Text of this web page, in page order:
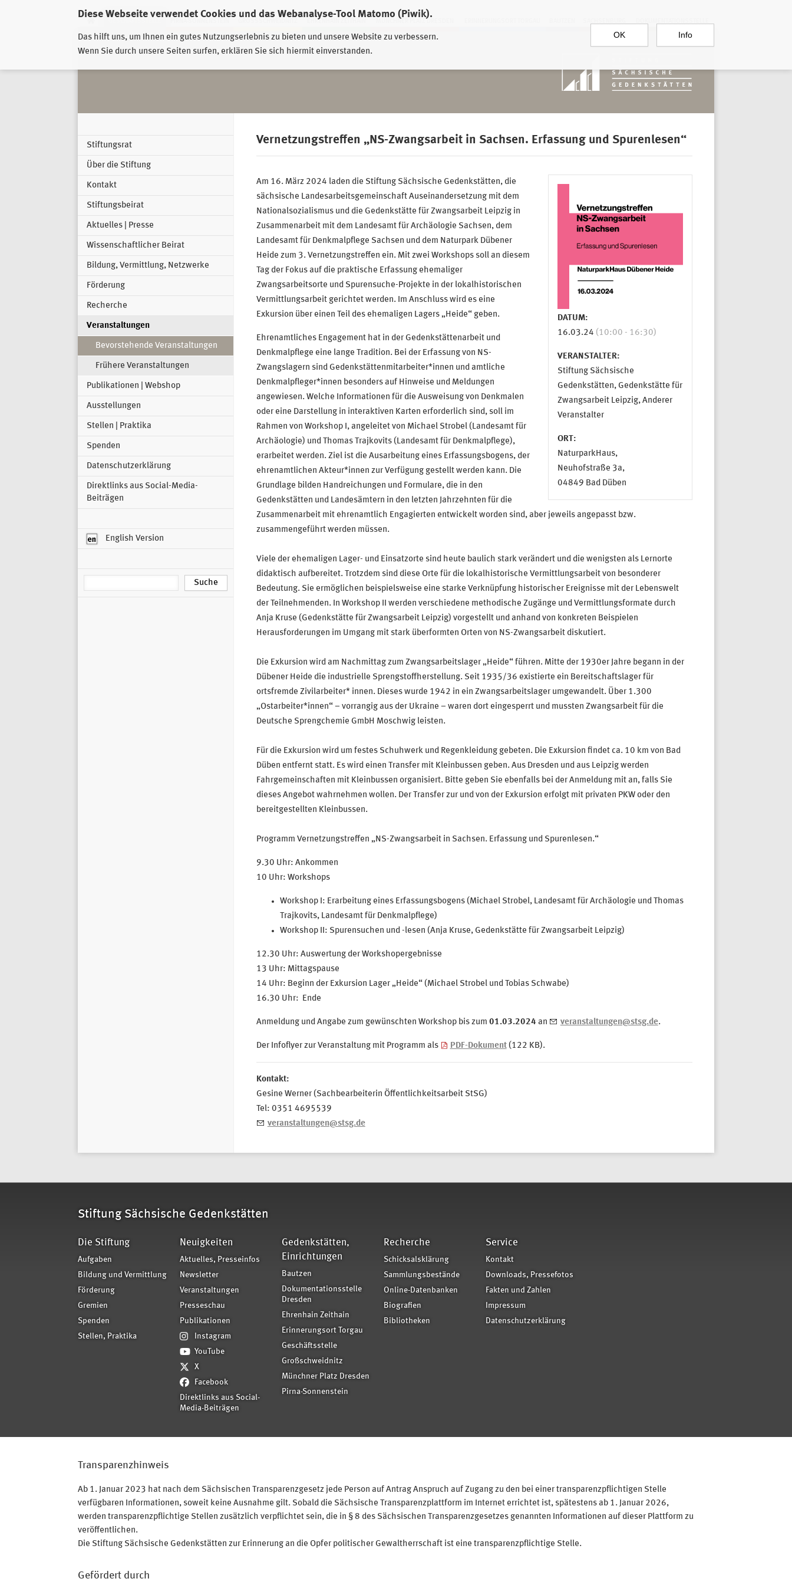
Diese Webseite verwendet Cookies und das Webanalyse-Tool Matomo (Piwik).
Das hilft uns, um Ihnen ein gutes Nutzungserlebnis zu bieten und unsere Website zu verbessern.
Wenn Sie durch unsere Seiten surfen, erklären Sie sich hiermit einverstanden.
OK Info
EHRENHAIN ZEITHAIN MÜNCHNER PLATZ DRESDEN
Stiftungsrat
Über die Stiftung
Kontakt
Stiftungsbeirat
Aktuelles | Presse
Wissenschaftlicher Beirat
Bildung, Vermittlung, Netzwerke
Förderung
Recherche
Veranstaltungen
Bevorstehende Veranstaltungen
Frühere Veranstaltungen
Publikationen | Webshop
Ausstellungen
Stellen | Praktika
Spenden
Datenschutzerklärung
Direktlinks aus Social-Media-
Beiträgen
English Version
Vernetzungstreffen „NS­-Zwangsarbeit in Sachsen. Erfassung und Spurenlesen“
DATUM:
16.03.24 (10:00 - 16:30)
VERANSTALTER:
Stiftung Sächsische
Gedenkstätten, Gedenkstätte für
Zwangsarbeit Leipzig, Anderer
Veranstalter
ORT:
NaturparkHaus,
Neuhofstraße 3a,
04849 Bad Düben
Am 16. März 2024 laden die Stiftung Sächsische Gedenkstätten, die
sächsische Landesarbeitsgemeinschaft Auseinandersetzung mit dem
Nationalsozialismus und die Gedenkstätte für Zwangsarbeit Leipzig in
Zusammenarbeit mit dem Landesamt für Archäologie Sachsen, dem
Landesamt für Denkmalpflege Sachsen und dem Naturpark Dübener
Heide zum 3. Vernetzungstreffen ein. Mit zwei Workshops soll an diesem
Tag der Fokus auf die praktische Erfassung ehemaliger
Zwangsarbeitsorte und Spurensuche-Projekte in der lokalhistorischen
Vermittlungsarbeit gerichtet werden. Im Anschluss wird es eine
Exkursion über einen Teil des ehemaligen Lagers „Heide“ geben.
Ehrenamtliches Engagement hat in der Gedenkstättenarbeit und
Denkmalpflege eine lange Tradition. Bei der Erfassung von NS-
Zwangslagern sind Gedenkstättenmitarbeiter*innen und amtliche
Denkmalpfleger*innen besonders auf Hinweise und Meldungen
angewiesen. Welche Informationen für die Ausweisung von Denkmalen
oder eine Darstellung in interaktiven Karten erforderlich sind, soll im
Rahmen von Workshop I, angeleitet von Michael Strobel (Landesamt für
Archäologie) und Thomas Trajkovits (Landesamt für Denkmalpflege),
erarbeitet werden. Ziel ist die Ausarbeitung eines Erfassungsbogens, der
ehrenamtlichen Akteur*innen zur Verfügung gestellt werden kann. Die
Grundlage bilden Handreichungen und Formulare, die in den
Gedenkstätten und Landesämtern in den letzten Jahrzehnten für die
Zusammenarbeit mit ehrenamtlich Engagierten entwickelt worden sind, aber jeweils angepasst bzw.
zusammengeführt werden müssen.
Viele der ehemaligen Lager- und Einsatzorte sind heute baulich stark verändert und die wenigsten als Lernorte
didaktisch aufbereitet. Trotzdem sind diese Orte für die lokalhistorische Vermittlungsarbeit von besonderer
Bedeutung. Sie ermöglichen beispielsweise eine starke Verknüpfung historischer Ereignisse mit der Lebenswelt
der Teilnehmenden. In Workshop II werden verschiedene methodische Zugänge und Vermittlungsformate durch
Anja Kruse (Gedenkstätte für Zwangsarbeit Leipzig) vorgestellt und anhand von konkreten Beispielen
Herausforderungen im Umgang mit stark überformten Orten von NS-Zwangsarbeit diskutiert.
Die Exkursion wird am Nachmittag zum Zwangsarbeitslager „Heide“ führen. Mitte der 1930er Jahre begann in der
Dübener Heide die industrielle Sprengstoffherstellung. Seit 1935/36 existierte ein Bereitschaftslager für
ortsfremde Zivilarbeiter* innen. Dieses wurde 1942 in ein Zwangsarbeitslager umgewandelt. Über 1.300
„Ostarbeiter*innen“ – vorrangig aus der Ukraine – waren dort eingesperrt und mussten Zwangsarbeit für die
Deutsche Sprengchemie GmbH Moschwig leisten.
Für die Exkursion wird um festes Schuhwerk und Regenkleidung gebeten. Die Exkursion findet ca. 10 km von Bad
Düben entfernt statt. Es wird einen Transfer mit Kleinbussen geben. Aus Dresden und aus Leipzig werden
Fahrgemeinschaften mit Kleinbussen organisiert. Bitte geben Sie ebenfalls bei der Anmeldung mit an, falls Sie
dieses Angebot wahrnehmen wollen. Der Transfer zur und von der Exkursion erfolgt mit privaten PKW oder den
bereitgestellten Kleinbussen.
Programm Vernetzungstreffen „NS­-Zwangsarbeit in Sachsen. Erfassung und Spurenlesen.“
9.30 Uhr: Ankommen
10 Uhr: Workshops
Workshop I: Erarbeitung eines Erfassungsbogens (Michael Strobel, Landesamt für Archäologie und Thomas
Trajkovits, Landesamt für Denkmalpflege)
Workshop II: Spurensuchen und -lesen (Anja Kruse, Gedenkstätte für Zwangsarbeit Leipzig)
12.30 Uhr: Auswertung der Workshopergebnisse
13 Uhr: Mittagspause
14 Uhr: Beginn der Exkursion Lager „Heide“ (Michael Strobel und Tobias Schwabe)
16.30 Uhr: Ende
Anmeldung und Angabe zum gewünschten Workshop bis zum 01.03.2024 an veranstaltungen@stsg.de.
Der Infoflyer zur Veranstaltung mit Programm als PDF-Dokument(122 KB).
Kontakt:
Gesine Werner (Sachbearbeiterin Öffentlichkeitsarbeit StSG)
Tel: 0351 4695539
veranstaltungen@stsg.de
Stiftung Sächsische Gedenkstätten
Die Stiftung
Aufgaben
Bildung und Vermittlung
Förderung
Gremien
Spenden
Stellen, Praktika
Neuigkeiten
Aktuelles, Presseinfos
Newsletter
Veranstaltungen
Presseschau
Publikationen
Instagram
YouTube
X
Facebook
Direktlinks aus Social-
Media-Beiträgen
Gedenkstätten,
Einrichtungen
Bautzen
Dokumentationsstelle
Dresden
Ehrenhain Zeithain
Erinnerungsort Torgau
Geschäftsstelle
Großschweidnitz
Münchner Platz Dresden
Pirna-Sonnenstein
Recherche
Schicksalsklärung
Sammlungsbestände
Online-Datenbanken
Biografien
Bibliotheken
Service
Kontakt
Downloads, Pressefotos
Fakten und Zahlen
Impressum
Datenschutzerklärung
Transparenzhinweis
Ab 1. Januar 2023 hat nach dem Sächsischen Transparenzgesetz jede Person auf Antrag Anspruch auf Zugang zu den bei einer transparenzpflichtigen Stelle
verfügbaren Informationen, soweit keine Ausnahme gilt. Sobald die Sächsische Transparenzplattform im Internet errichtet ist, spätestens ab 1. Januar 2026,
werden transparenzpflichtige Stellen zusätzlich verpflichtet sein, die in § 8 des Sächsischen Transparenzgesetzes genannten Informationen auf dieser Plattform zu
veröffentlichen.
Die Stiftung Sächsische Gedenkstätten zur Erinnerung an die Opfer politischer Gewaltherrschaft ist eine transparenzpflichtige Stelle.
Gefördert durch